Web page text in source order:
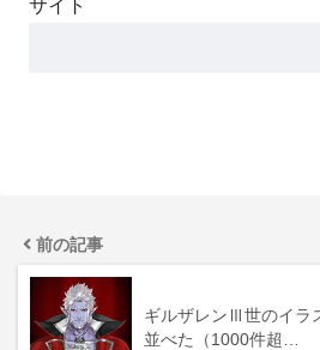
サイト
前の記事
ギルザレンⅢ世のイラ
並べた（1000件超…